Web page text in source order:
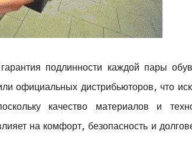
подлинности каждой пары
официальных дистрибьюторов, что
качество материалов и
на комфорт, безопасность и